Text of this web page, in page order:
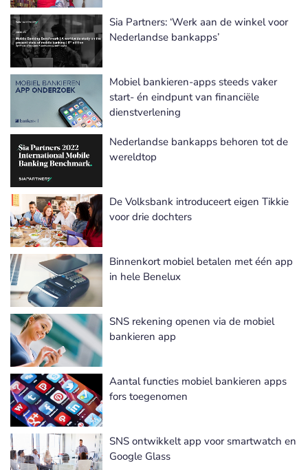
Sia Partners: ‘Werk aan de winkel voor
Nederlandse bankapps’
Mobiel bankieren-apps steeds vaker
start- én eindpunt van financiële
dienstverlening
Nederlandse bankapps behoren tot de
wereldtop
De Volksbank introduceert eigen Tikkie
voor drie dochters
Binnenkort mobiel betalen met één app
in hele Benelux
SNS rekening openen via de mobiel
bankieren app
Aantal functies mobiel bankieren apps
fors toegenomen
SNS ontwikkelt app voor smartwatch en
Google Glass